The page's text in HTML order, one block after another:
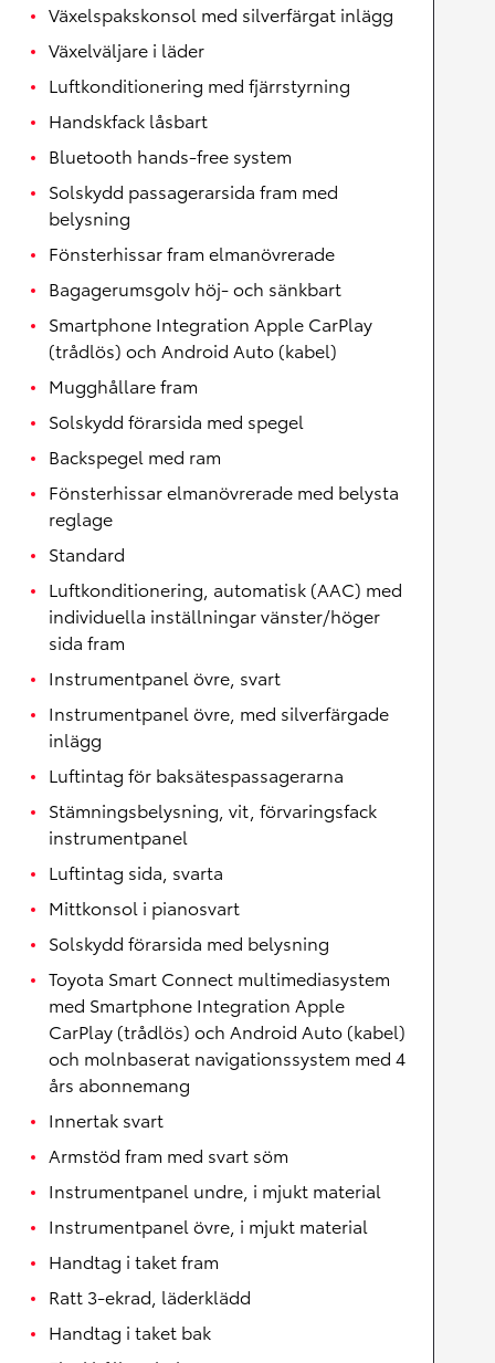
Växelspakskonsol med silverfärgat inlägg
Växelväljare i läder
Luftkonditionering med fjärrstyrning
Handskfack låsbart
Bluetooth hands-free system
Solskydd passagerarsida fram med
belysning
Fönsterhissar fram elmanövrerade
Bagagerumsgolv höj- och sänkbart
Smartphone Integration Apple CarPlay
(trådlös) och Android Auto (kabel)
Mugghållare fram
Solskydd förarsida med spegel
Backspegel med ram
Fönsterhissar elmanövrerade med belysta
reglage
Standard
Luftkonditionering, automatisk (AAC) med
individuella inställningar vänster/höger
sida fram
Instrumentpanel övre, svart
Instrumentpanel övre, med silverfärgade
inlägg
Luftintag för baksätespassagerarna
Stämningsbelysning, vit, förvaringsfack
instrumentpanel
Luftintag sida, svarta
Mittkonsol i pianosvart
Solskydd förarsida med belysning
Toyota Smart Connect multimediasystem
med Smartphone Integration Apple
CarPlay (trådlös) och Android Auto (kabel)
och molnbaserat navigationssystem med 4
års abonnemang
Innertak svart
Armstöd fram med svart söm
Instrumentpanel undre, i mjukt material
Instrumentpanel övre, i mjukt material
Handtag i taket fram
Ratt 3-ekrad, läderklädd
Handtag i taket bak